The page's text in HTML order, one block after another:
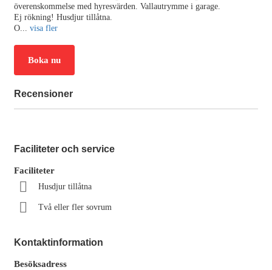
överenskommelse med hyresvärden. Vallautrymme i garage.
Ej rökning! Husdjur tillåtna.
O
visa fler
Boka nu
Recensioner
Faciliteter och service
Faciliteter
Husdjur tillåtna
Två eller fler sovrum
Kontaktinformation
Besöksadress